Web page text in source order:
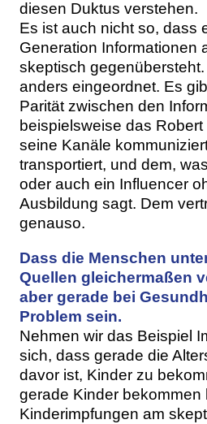
diesen Duktus verstehen.
Es ist auch nicht so, dass
Generation Informationen
skeptisch
anders eingeordnet. Es
Parität zwischen den
beispielsweise das
seine Kanäle
transportiert, und dem,
oder auch ein Influencer
Ausbildung sagt. Dem
genauso.
Dass die Menschen
Quellen gleichermaßen
aber gerade bei
Problem sein.
Nehmen wir das Beispiel
sich, dass gerade die
davor ist, Kinder zu
gerade Kinder bekommen
Kinderimpfungen am